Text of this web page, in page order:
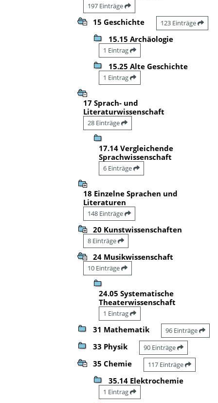
197 Einträge
15 Geschichte 123 Einträge
15.15 Archäologie
1 Eintrag
15.25 Alte Geschichte
1 Eintrag
17 Sprach- und
Literaturwissenschaft
28 Einträge
17.14 Vergleichende
Sprachwissenschaft
6 Einträge
18 Einzelne Sprachen und
Literaturen
148 Einträge
20 Kunstwissenschaften
8 Einträge
24 Musikwissenschaft
10 Einträge
24.05 Systematische
Theaterwissenschaft
1 Eintrag
31 Mathematik 96 Einträge
33 Physik 90 Einträge
35 Chemie 117 Einträge
35.14 Elektrochemie
1 Eintrag